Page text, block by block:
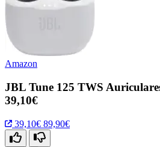
Amazon
JBL Tune 125 TWS
39,10€
39,10€ 89,90€